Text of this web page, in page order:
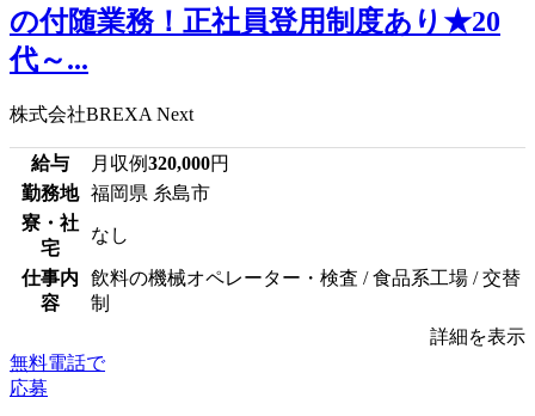
の付随業務！正社員登用制度あり★20
代～...
株式会社BREXA Next
給与 月収例320,000円
勤務地
福岡県 糸島市
寮・社
宅
なし
仕事内
容
飲料の機械オペレーター・検査 / 食品系工場 / 交替
制
詳細を表示
無料電話で
応募